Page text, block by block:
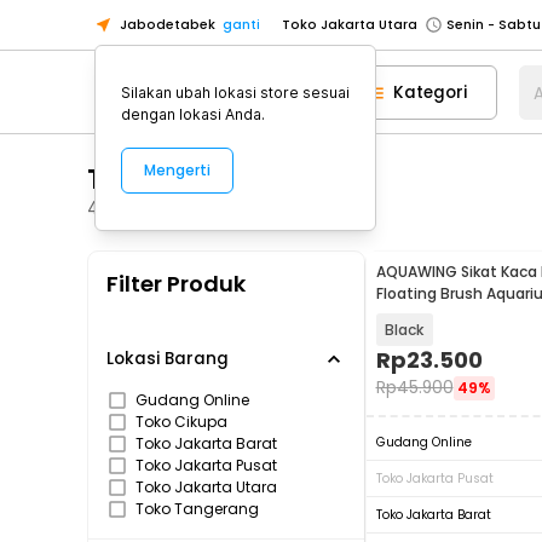
Jabodetabek ganti Toko Jakarta Utara
Toko Tangerang
Toko Cikupa
Pick n Go Jakarta Barat
Senin -
Toko Jakarta Barat
Senin -
Toko Tangerang
Senin -
Senin - Jumat
Senin - Jumat
Kategori
Tempat Alat Tulis
4
Filter Produk
Lokasi Barang
Gudang Online
Toko Cikupa
Toko Jakarta Barat
Toko Jakarta Pusat
Toko Jakarta Utara
Toko Tangerang
AQUAWING Sikat
Floating Brush
Black
Rp23.500
Rp45.900 49%
Gudang Online
Toko Jakarta Pusat
Toko Jakarta Barat
Silakan ubah lokasi store sesuai
dengan lokasi Anda.
Mengerti